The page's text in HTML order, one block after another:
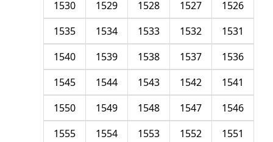
1526
1527
1528
1529
1530
1531
1532
1533
1534
1535
1536
1537
1538
1539
1540
1541
1542
1543
1544
1545
1546
1547
1548
1549
1550
1551
1552
1553
1554
1555